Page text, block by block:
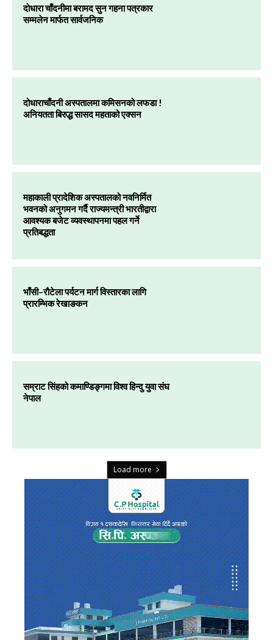
दोधारा चाँदनीमा बरामद सुन गहना पत्रकार
सम्मलेन मार्फत सार्वजनिक
दोधाराचाँदनी अस्पतालमा कमिसनको लफडा !
अनियतता बिरुद्ध सासद महताको एक्सन
महाकाली प्रादेशिक अस्पतालको नवनिर्मित
भवनको अनुगमन गर्दै राज्यमन्त्री भारतीद्वारा
आवश्यक बजेट व्यवस्थापनमा पहल गर्ने
प्रतिबद्धता
भाँसी–रौटेला पर्यटन मार्ग विस्तारका लागि
प्रारम्भिक रेखाङकन
सम्राट सिंहको कमाण्डिङ्गमा विश्व हिन्दु युवा संघ
नेपाल
Load more